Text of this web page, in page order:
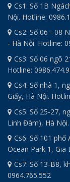
Cs1: Số 1B
Nội. Hotline:
Cs2: Số 06 - 08
- Hà Nội. Hotline:
Cs3: Số 06 ngõ
Hotline:
Cs4: Số nhà 1,
Giấy, Hà Nội.
Cs5: Số 25-27,
Linh Đàm), Hà
Cs6: Số 101 phố
Ocean Park 1, Gia
Cs7: Số 13-B8,
0964.765.552